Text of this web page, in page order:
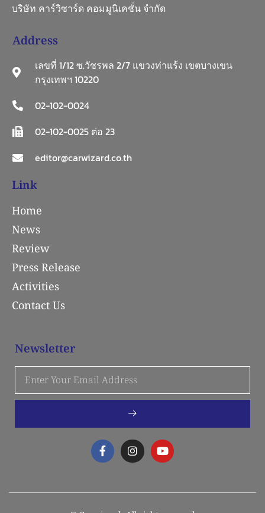
บริษัท คาร์วิซาร์ด คอมมูนิเคชั่น จำกัด
Address
เลขที่ 1/12 ซ.วัชรพล 2/7 แขวงท่าแร้ง เขตบางเขน
กรุงเทพฯ 10220
02-102-0024
02-102-0025 ต่อ 23
editor@carwizard.co.th
Link
Home
News
Review
Press Release
Activities
Contact Us
Newsletter